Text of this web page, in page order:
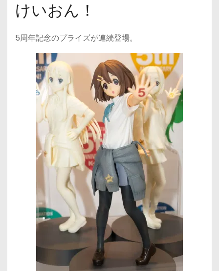
けいおん！
5周年記念のプライズが連続登場。